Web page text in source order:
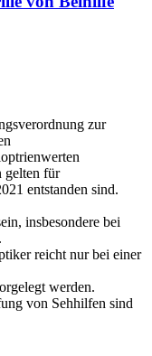
zur
gelten für
entstanden sind.
insbesondere bei
reicht nur bei einer
werden.
von Sehhilfen sind